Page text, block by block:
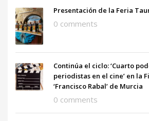
Presentación de la Feria
0 comments
Continúa el ciclo: ‘Cuarto
periodistas en el cine’ en la
‘Francisco Rabal’ de Murcia
0 comments